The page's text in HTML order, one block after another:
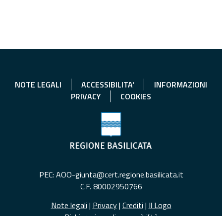
NOTE LEGALI ACCESSIBILITA'
INFORMAZIONI
PRIVACY
COOKIES
PEC: AOO-giunta@cert.regione.basilicata.it
C.F. 80002950766
Note legali | Privacy| Crediti | Il Logo